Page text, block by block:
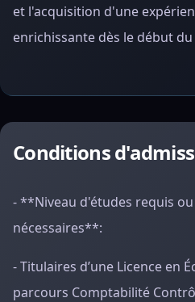
et l'acquisition d'une
enrichissante dès le début
Conditions
- **Niveau d'études requis
nécessaires**:
- Titulaires d’une Licence en
parcours Comptabilité